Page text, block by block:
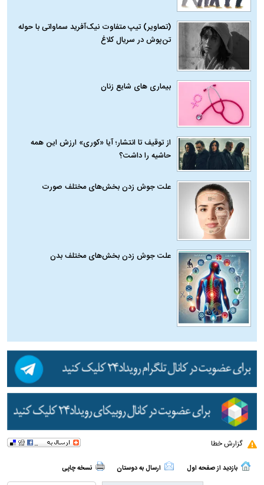
(تصاویر) تیپ متفاوت نیک‌آفرید سماواتی با حوله
تن‌پوش در سریال کلاغ
بیماری‌ های شایع زنان
از توقیف تا انتشار؛ آیا «کوری» ارزش این همه
حاشیه را داشت؟
علت جوش زدن بخش‌های مختلف صورت
علت جوش زدن بخش‌های مختلف بدن
گزارش خطا
بازدید از صفحه اول ارسال به دوستان نسخه چاپی